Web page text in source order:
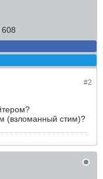
608
#2
(взломанный стим)?